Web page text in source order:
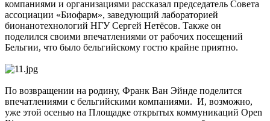
компаниями и организациями рассказал председатель Совета
ассоциации «Биофарм», заведующий лабораторией
бионанотехнологий НГУ Сергей Нетёсов. Также он
поделился своими впечатлениями от рабочих посещений
Бельгии, что было бельгийскому гостю крайне приятно.
По возвращении на родину, Франк Ван Эйнде поделится
впечатлениями с бельгийскими компаниями. И, возможно,
уже этой осенью на Площадке открытых коммуникаций Open